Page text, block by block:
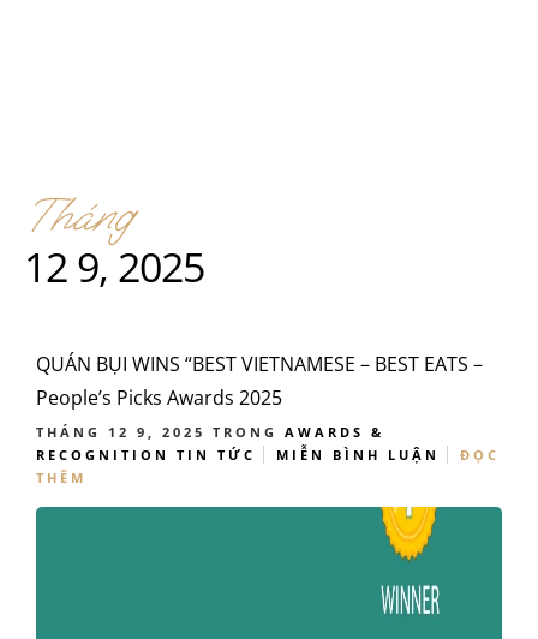
Tháng
12 9, 2025
QUÁN BỤI WINS “BEST VIETNAMESE – BEST EATS –
People’s Picks Awards 2025
THÁNG 12 9, 2025 TRONG AWARDS &
RECOGNITION
TIN TỨC MIỄN BÌNH LUẬN
ĐỌC
THÊM